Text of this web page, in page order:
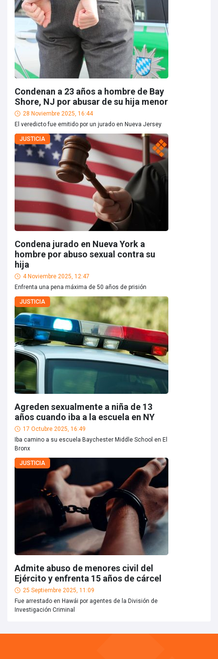
Condenan a 23 años a hombre de Bay
Shore, NJ por abusar de su hija menor
28 Noviembre 2025, 16:44
El veredicto fue emitido por un jurado en Nueva Jersey
JUSTICIA
Condena jurado en Nueva York a
hombre por abuso sexual contra su
hija
4 Noviembre 2025, 12:47
Enfrenta una pena máxima de 50 años de prisión
JUSTICIA
Agreden sexualmente a niña de 13
años cuando iba a la escuela en NY
17 Octubre 2025, 16:49
Iba camino a su escuela Baychester Middle School en El
Bronx
JUSTICIA
Admite abuso de menores civil del
Ejército y enfrenta 15 años de cárcel
25 Septiembre 2025, 11:09
Fue arrestado en Hawái por agentes de la División de
Investigación Criminal